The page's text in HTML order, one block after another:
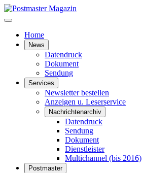
Home
News
Datendruck
Dokument
Sendung
Services
Newsletter bestellen
Anzeigen u. Leserservice
Nachrichtenarchiv
Datendruck
Sendung
Dokument
Dienstleister
Multichannel (bis 2016)
Postmaster